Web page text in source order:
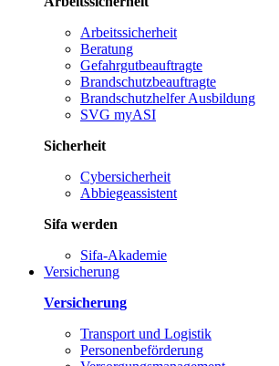
Arbeitssicherheit
Beratung
Gefahrgutbeauftragte
Brandschutzbeauftragte
Brandschutzhelfer Ausbildung
SVG myASI
Sicherheit
Cybersicherheit
Abbiegeassistent
Sifa werden
Sifa-Akademie
Versicherung
Versicherung
Transport und Logistik
Personenbeförderung